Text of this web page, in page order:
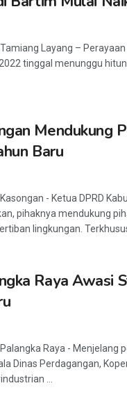
Layang –
tinggal menunggu
Mendukung
Baru
- Ketua DPRD
pihaknya mendukung
lingkungan.
Raya Awasi
Raya - Menjelang
Dinas Perdagangan,
...